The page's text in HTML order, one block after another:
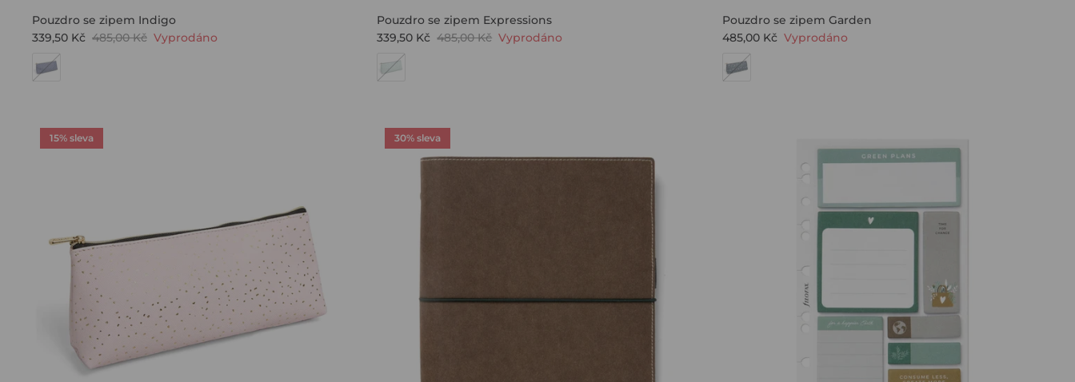
Pouzdro se zipem Indigo
339,50 Kč 485,00 Kč Vyprodáno
Pouzdro se zipem Expressions
339,50 Kč 485,00 Kč Vyprodáno
Pouzdro se zipem Garden
485,00 Kč Vyprodáno
15% sleva 30% sleva